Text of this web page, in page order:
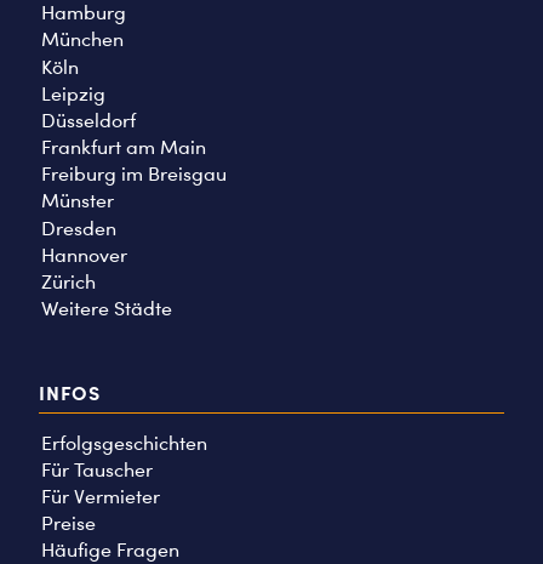
Hamburg
München
Köln
Leipzig
Düsseldorf
Frankfurt am Main
Freiburg im Breisgau
Münster
Dresden
Hannover
Zürich
Weitere Städte
INFOS
Erfolgsgeschichten
Für Tauscher
Für Vermieter
Preise
Häufige Fragen